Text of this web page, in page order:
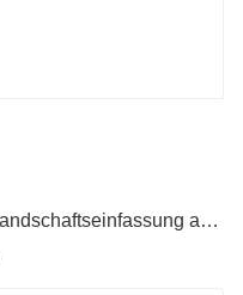
vorherige : Kundenspezifische Landschaftseinfassung aus Metall